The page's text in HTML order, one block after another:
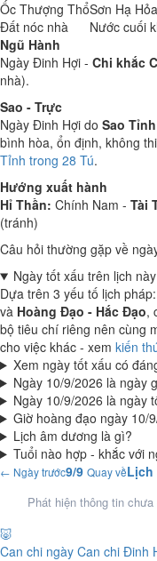
Ốc Thượng ThổSơn Hạ Hỏa
Đất nóc nhà
Nước cuối
Ngũ Hành
Ngày Đinh Hợi - Chi khắc
nhà).
Sao - Trực
Ngày Đinh Hợi do Sao Tỉnh
bình hòa, ổn định, không
Tỉnh trong 28 Tú.
Hướng xuất hành
Hỉ Thần: Chính Nam - Tài
(tránh)
Câu hỏi thường gặp về
Ngày tốt xấu trên lịch
Dựa trên 3 yếu tố lịch pháp:
và Hoàng Đạo - Hắc Đạo,
bộ tiêu chí riêng nên cùng
cho việc khác - xem kiến
Xem ngày tốt xấu có
Ngày 10/9/2026 là ngày
Ngày 10/9/2026 là ngày
Giờ hoàng đạo ngày 10/
Lịch âm dương là gì?
Tuổi nào hợp - khắc với
← Ngày trước9/9 Quay vềLịch
Phát hiện thông tin
🐷
Can chi ngày Can chi Đinh